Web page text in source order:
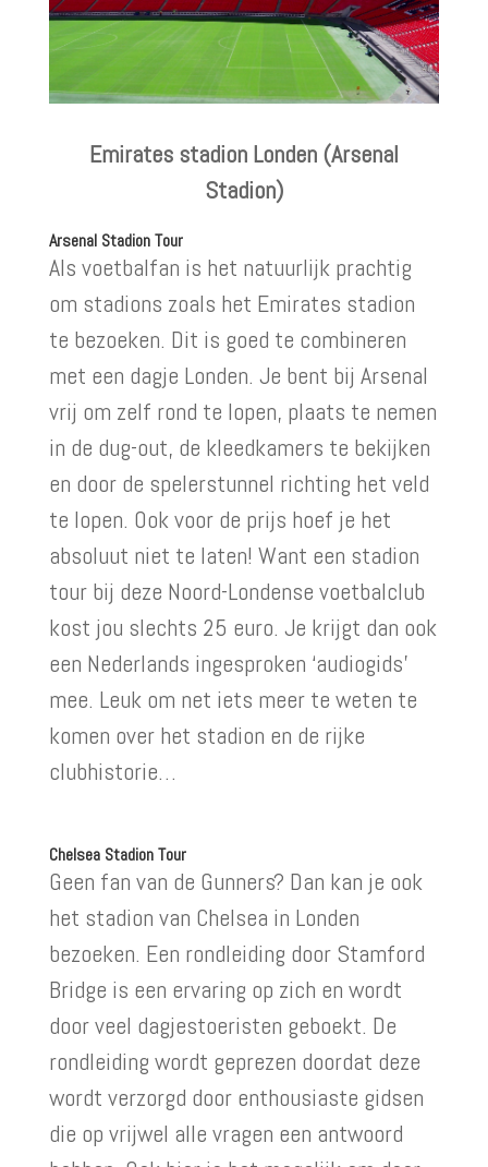
Emirates stadion Londen (Arsenal
Stadion)
Arsenal Stadion Tour
Als voetbalfan is het natuurlijk prachtig
om stadions zoals het Emirates stadion
te bezoeken. Dit is goed te combineren
met een dagje Londen. Je bent bij Arsenal
vrij om zelf rond te lopen, plaats te nemen
in de dug-out, de kleedkamers te bekijken
en door de spelerstunnel richting het veld
te lopen. Ook voor de prijs hoef je het
absoluut niet te laten! Want een stadion
tour bij deze Noord-Londense voetbalclub
kost jou slechts 25 euro. Je krijgt dan ook
een Nederlands ingesproken ‘audiogids’
mee. Leuk om net iets meer te weten te
komen over het stadion en de rijke
clubhistorie…
Chelsea Stadion Tour
Geen fan van de Gunners? Dan kan je ook
het stadion van Chelsea in Londen
bezoeken. Een rondleiding door Stamford
Bridge is een ervaring op zich en wordt
door veel dagjestoeristen geboekt. De
rondleiding wordt geprezen doordat deze
wordt verzorgd door enthousiaste gidsen
die op vrijwel alle vragen een antwoord